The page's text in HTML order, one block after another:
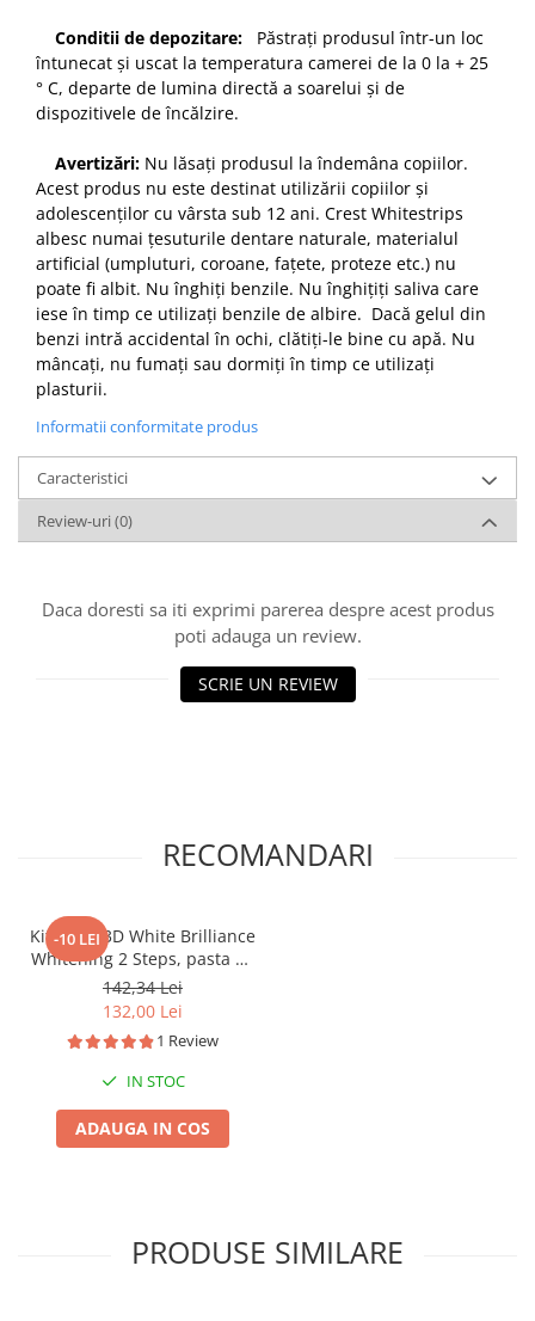
Conditii de depozitare: Păstrați produsul într-un loc
întunecat și uscat la temperatura camerei de la 0 la + 25
° C, departe de lumina directă a soarelui și de
dispozitivele de încălzire.
Avertizări: Nu lăsați produsul la îndemâna copiilor.
Acest produs nu este destinat utilizării copiilor și
adolescenților cu vârsta sub 12 ani. Crest Whitestrips
albesc numai țesuturile dentare naturale, materialul
artificial (umpluturi, coroane, fațete, proteze etc.) nu
poate fi albit. Nu înghiți benzile. Nu înghițiți saliva care
iese în timp ce utilizați benzile de albire. Dacă gelul din
benzi intră accidental în ochi, clătiți-le bine cu apă. Nu
mâncați, nu fumați sau dormiți în timp ce utilizați
plasturii.
Informatii conformitate produs
Caracteristici
Review-uri (0)
Daca doresti sa iti exprimi parerea despre acest produs
poti adauga un review.
SCRIE UN REVIEW
RECOMANDARI
-10 LEI
Kit Crest 3D White Brilliance
Whitening 2 Steps, pasta de
dinți 113 g si gel de albire
65 g
142,34 Lei
132,00 Lei
1 Review
IN STOC
ADAUGA IN COS
PRODUSE SIMILARE